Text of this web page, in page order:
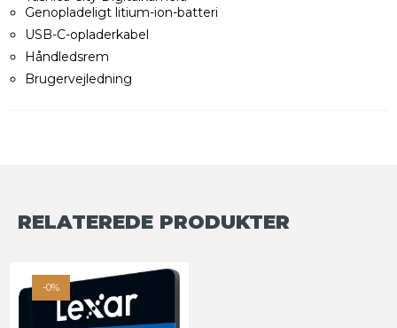
Genopladeligt litium-ion-batteri
USB-C-opladerkabel
Håndledsrem
Brugervejledning
RELATEREDE PRODUKTER
-0%